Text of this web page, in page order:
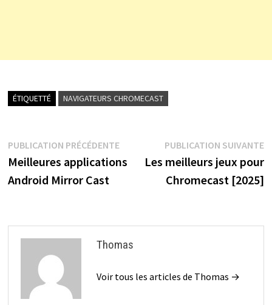
ÉTIQUETTÉ NAVIGATEURS CHROMECAST
Navigation
de
PUBLICATION PRÉCÉDENTEPublication
précédente :
Meilleures applications
Android Mirror Cast
PUBLICATION SUIVANTE
Les meilleurs jeux pour
Chromecast [2025]
Thomas
Voir tous les articles de Thomas →